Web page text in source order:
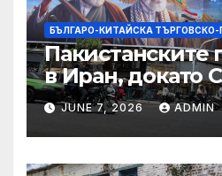
БЪЛГАРО-КИТАЙСКА
Пакистанските
в Иран, докато
дронове,
JUNE 7, 2026 ADMIN